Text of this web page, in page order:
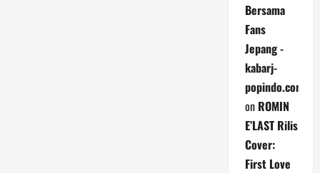
Bersama
Fans
Jepang -
kabarj-
popindo.com
on ROMIN
E’LAST Rilis
Cover:
First Love